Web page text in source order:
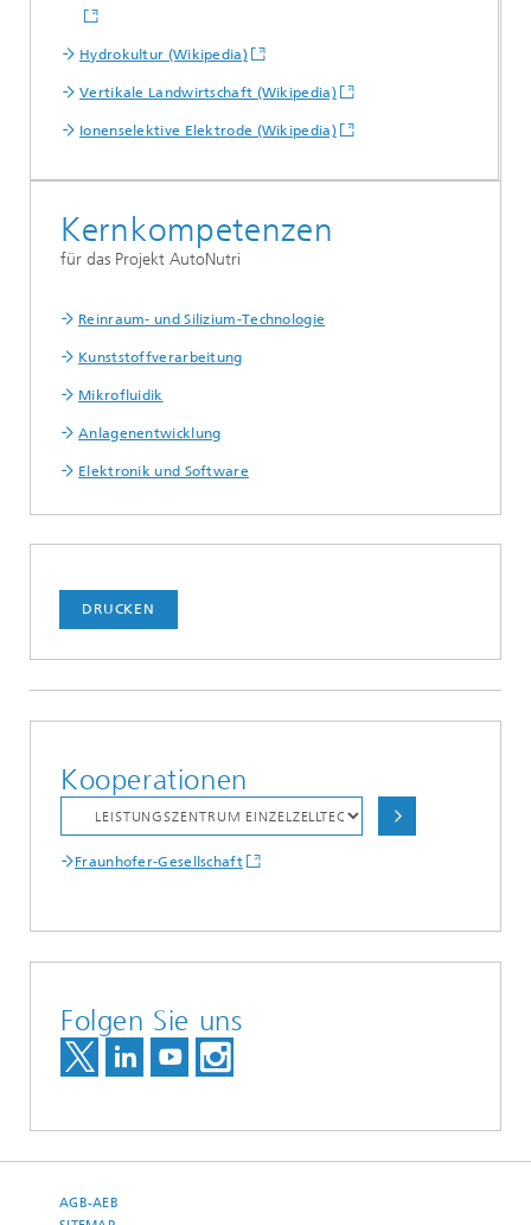
Hydrokultur (Wikipedia)
Vertikale Landwirtschaft (Wikipedia)
Ionenselektive Elektrode (Wikipedia)
Kernkompetenzen
für das Projekt AutoNutri
Reinraum- und Silizium-Technologie
Kunststoffverarbeitung
Mikrofluidik
Anlagenentwicklung
Elektronik und Software
DRUCKEN
Kooperationen
Fraunhofer-Gesellschaft
Folgen Sie uns
AGB-AEB